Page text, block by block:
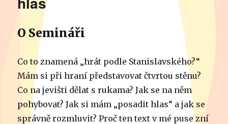
O Semináři
Co to znamená „hrát podle Stanislavského?“
Mám si při hraní představovat čtvrtou stěnu?
Co na jevišti dělat s rukama? Jak se na něm
pohybovat? Jak si mám „posadit hlas“ a jak se
správně rozmluvit? Proč ten text v mé puse zní